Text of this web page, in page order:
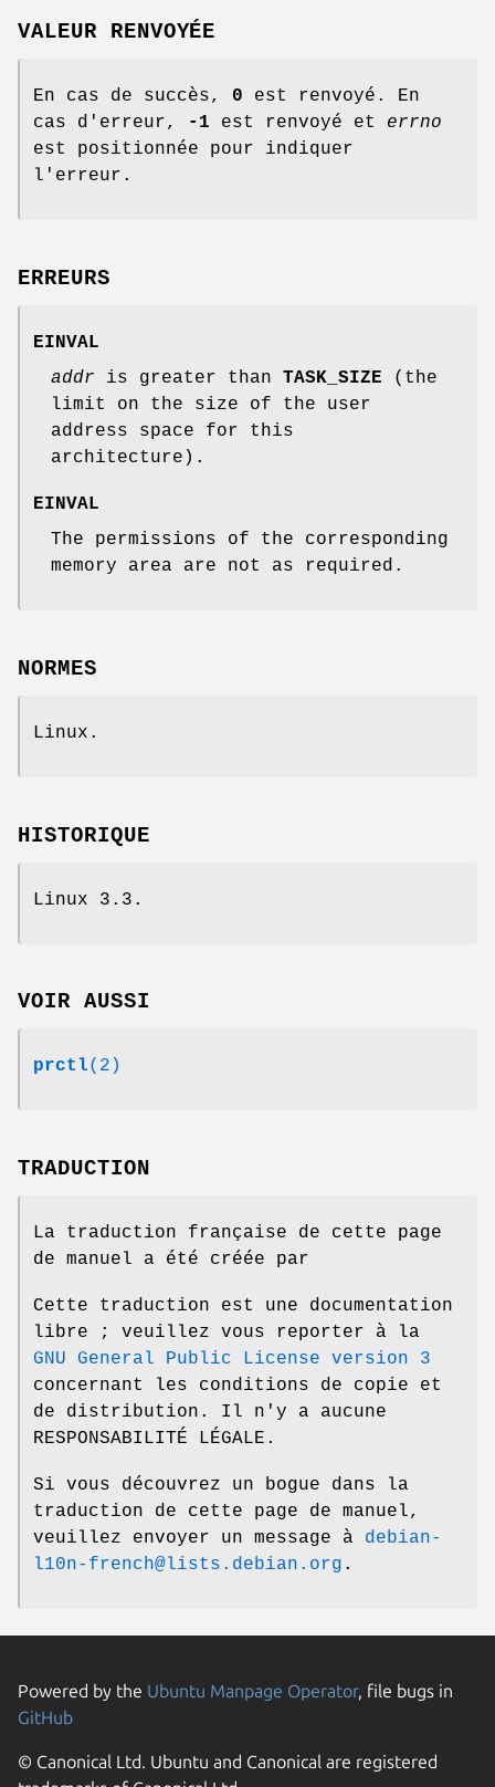
VALEUR RENVOYÉE
En cas de succès, 0 est renvoyé. En
cas d'erreur,
-1 est renvoyé et errno
est positionnée pour indiquer
l'erreur.
ERREURS
EINVAL
addr is greater than TASK_SIZE (the
limit on the size of the user
address space for this
architecture).
EINVAL
The permissions of the corresponding
memory area are not as required.
NORMES
Linux.
HISTORIQUE
Linux 3.3.
VOIR AUSSI
prctl(2)
TRADUCTION
La traduction française de cette page
de manuel a été créée par
Cette traduction est une documentation
libre ; veuillez vous reporter à la
GNU General Public License version 3
concernant les conditions de copie et
de distribution. Il n'y a aucune
RESPONSABILITÉ LÉGALE.
Si vous découvrez un bogue dans la
traduction de cette page de manuel,
veuillez envoyer un message à debian-
l10n-french@lists.debian.org .
Powered by the Ubuntu Manpage Operator, file bugs in
GitHub
© Canonical Ltd. Ubuntu and Canonical are registered